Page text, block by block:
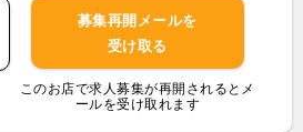
募集再開メールを
受け取る
このお店で求人募集が再開されるとメ
ールを受け取れます